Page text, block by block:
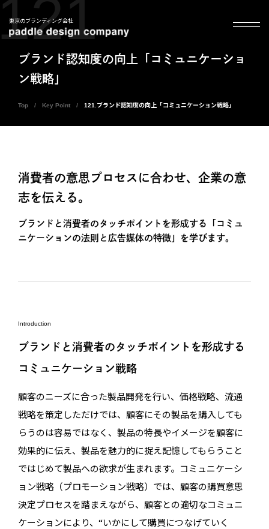
東京のブランディング会社
ブランド認知度の向上「コミュニケーショ
ン戦略」
Top Key Point 121.ブランド認知度の向上「コミュニケーション戦略」
消費者の意思プロセスに合わせ、企業の意
志を伝える。
ブランドと消費者のタッチポイントを形成する「コミュ
ニケーションの法則と広告媒体の特徴」を学びます。
Introduction
ブランドと消費者のタッチポイントを形成する
コミュニケーション戦略
顧客のニーズに合った製品開発を行い、価格戦略、流通
戦略を策定しただけでは、顧客にその製品を購入しても
らうのは容易ではなく、製品の特長やイメージを顧客に
効果的に伝え、製品を魅力的に捉え記憶してもらうこと
ではじめて製品への欲求が生まれます。コミュニケーシ
ョン戦略（プロモーション戦略）では、顧客の購買意思
決定プロセスを踏まえながら、顧客との適切なコミュニ
ケーションにより、“いかにして購買につなげていく